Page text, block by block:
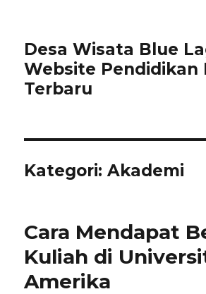
Desa Wisata Blue
Website Pendidikan
Terbaru
Kategori:Akademi
Cara Mendapat
Kuliah di
Amerika